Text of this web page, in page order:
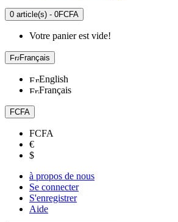
0 article(s) - 0FCFA
Votre panier est vide!
Français
English
Français
FCFA
FCFA
€
$
à propos de nous
Se connecter
S'enregistrer
Aide